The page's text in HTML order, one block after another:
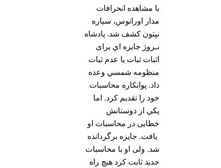
با مشاهده انحرافات
مدار اورانوس، سياره
نپتون كشف شد. پادشاه
نـروژ جايزه اي برای
اثبات ثبات یا عدم ثبات
منظومه شمسي وعده
داد. پوانکاره محاسبات
خود را تقدیم کرد. اما
يكي از دوستانش
خطایی در محاسبات او
یافت. جايزه برگردانده
شد. ولی او با محاسبات
جديد ثابت کرد هيچ راه